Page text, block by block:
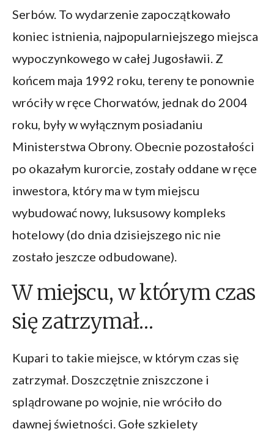
Serbów. To wydarzenie zapoczątkowało
koniec istnienia, najpopularniejszego miejsca
wypoczynkowego w całej Jugosławii. Z
końcem maja 1992 roku, tereny te ponownie
wróciły w ręce Chorwatów, jednak do 2004
roku, były w wyłącznym posiadaniu
Ministerstwa Obrony. Obecnie pozostałości
po okazałym kurorcie, zostały oddane w ręce
inwestora, który ma w tym miejscu
wybudować nowy, luksusowy kompleks
hotelowy (do dnia dzisiejszego nic nie
zostało jeszcze odbudowane).
W miejscu, w którym czas
się zatrzymał…
Kupari to takie miejsce, w którym czas się
zatrzymał. Doszczętnie zniszczone i
splądrowane po wojnie, nie wróciło do
dawnej świetności. Gołe szkielety